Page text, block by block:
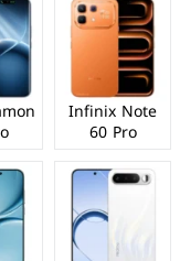
Infinix Note
60 Pro